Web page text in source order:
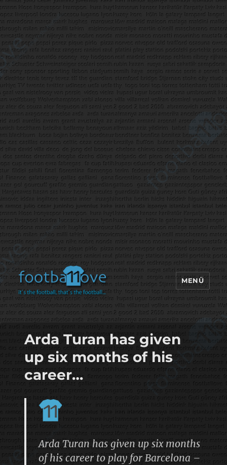
footbaLLove
MENÜ
Arda Turan has given
up six months of his
career…
Arda Turan has given up six months
of his career to play for Barcelona –